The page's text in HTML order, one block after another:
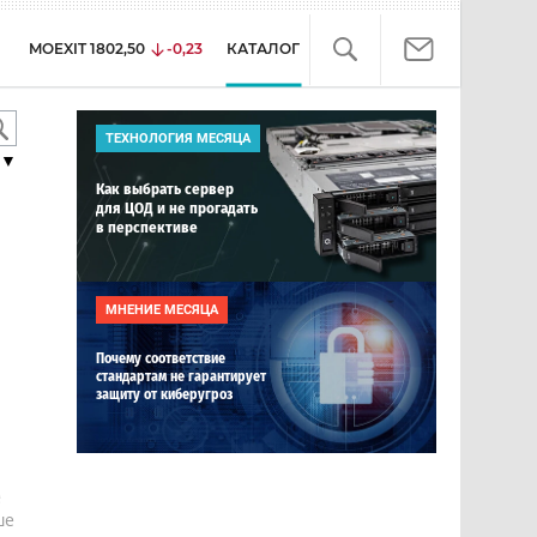
MOEXIT 1802,50 -0,23 КАТАЛОГ
▼
ТЕХНОЛОГИЯ МЕСЯЦА
Как выбрать сервер
для ЦОД и не прогадать
в перспективе
МНЕНИЕ МЕСЯЦА
Почему соответствие
стандартам не гарантирует
защиту от киберугроз